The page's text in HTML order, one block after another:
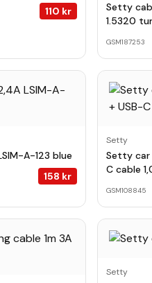
110 kr
Setty
1.5320
GSM187253
A-123 blue
158 kr
Setty
Setty car
C cable
GSM108845
Setty